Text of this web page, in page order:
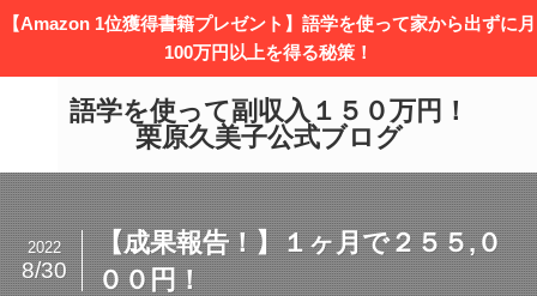
【Amazon 1位獲得書籍プレゼント】語学を使って家から出ずに月
100万円以上を得る秘策！
語学を使って副収入１５０万円！
栗原久美子公式ブログ
【成果報告！】１ヶ月で２５５,０
００円！
2022
8/30